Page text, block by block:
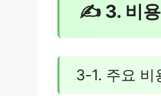
✍ 3. 비용
3-1. 주요 비